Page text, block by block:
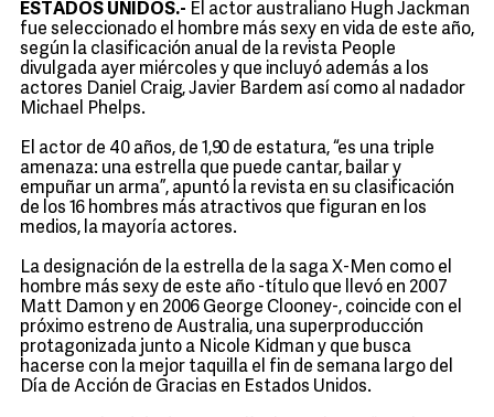
ESTADOS UNIDOS.- El actor australiano Hugh Jackman
fue seleccionado el hombre más sexy en vida de este año,
según la clasificación anual de la revista People
divulgada ayer miércoles y que incluyó además a los
actores Daniel Craig, Javier Bardem así como al nadador
Michael Phelps.
El actor de 40 años, de 1,90 de estatura, “es una triple
amenaza: una estrella que puede cantar, bailar y
empuñar un arma”, apuntó la revista en su clasificación
de los 16 hombres más atractivos que figuran en los
medios, la mayoría actores.
La designación de la estrella de la saga X-Men como el
hombre más sexy de este año -título que llevó en 2007
Matt Damon y en 2006 George Clooney-, coincide con el
próximo estreno de Australia, una superproducción
protagonizada junto a Nicole Kidman y que busca
hacerse con la mejor taquilla el fin de semana largo del
Día de Acción de Gracias en Estados Unidos.